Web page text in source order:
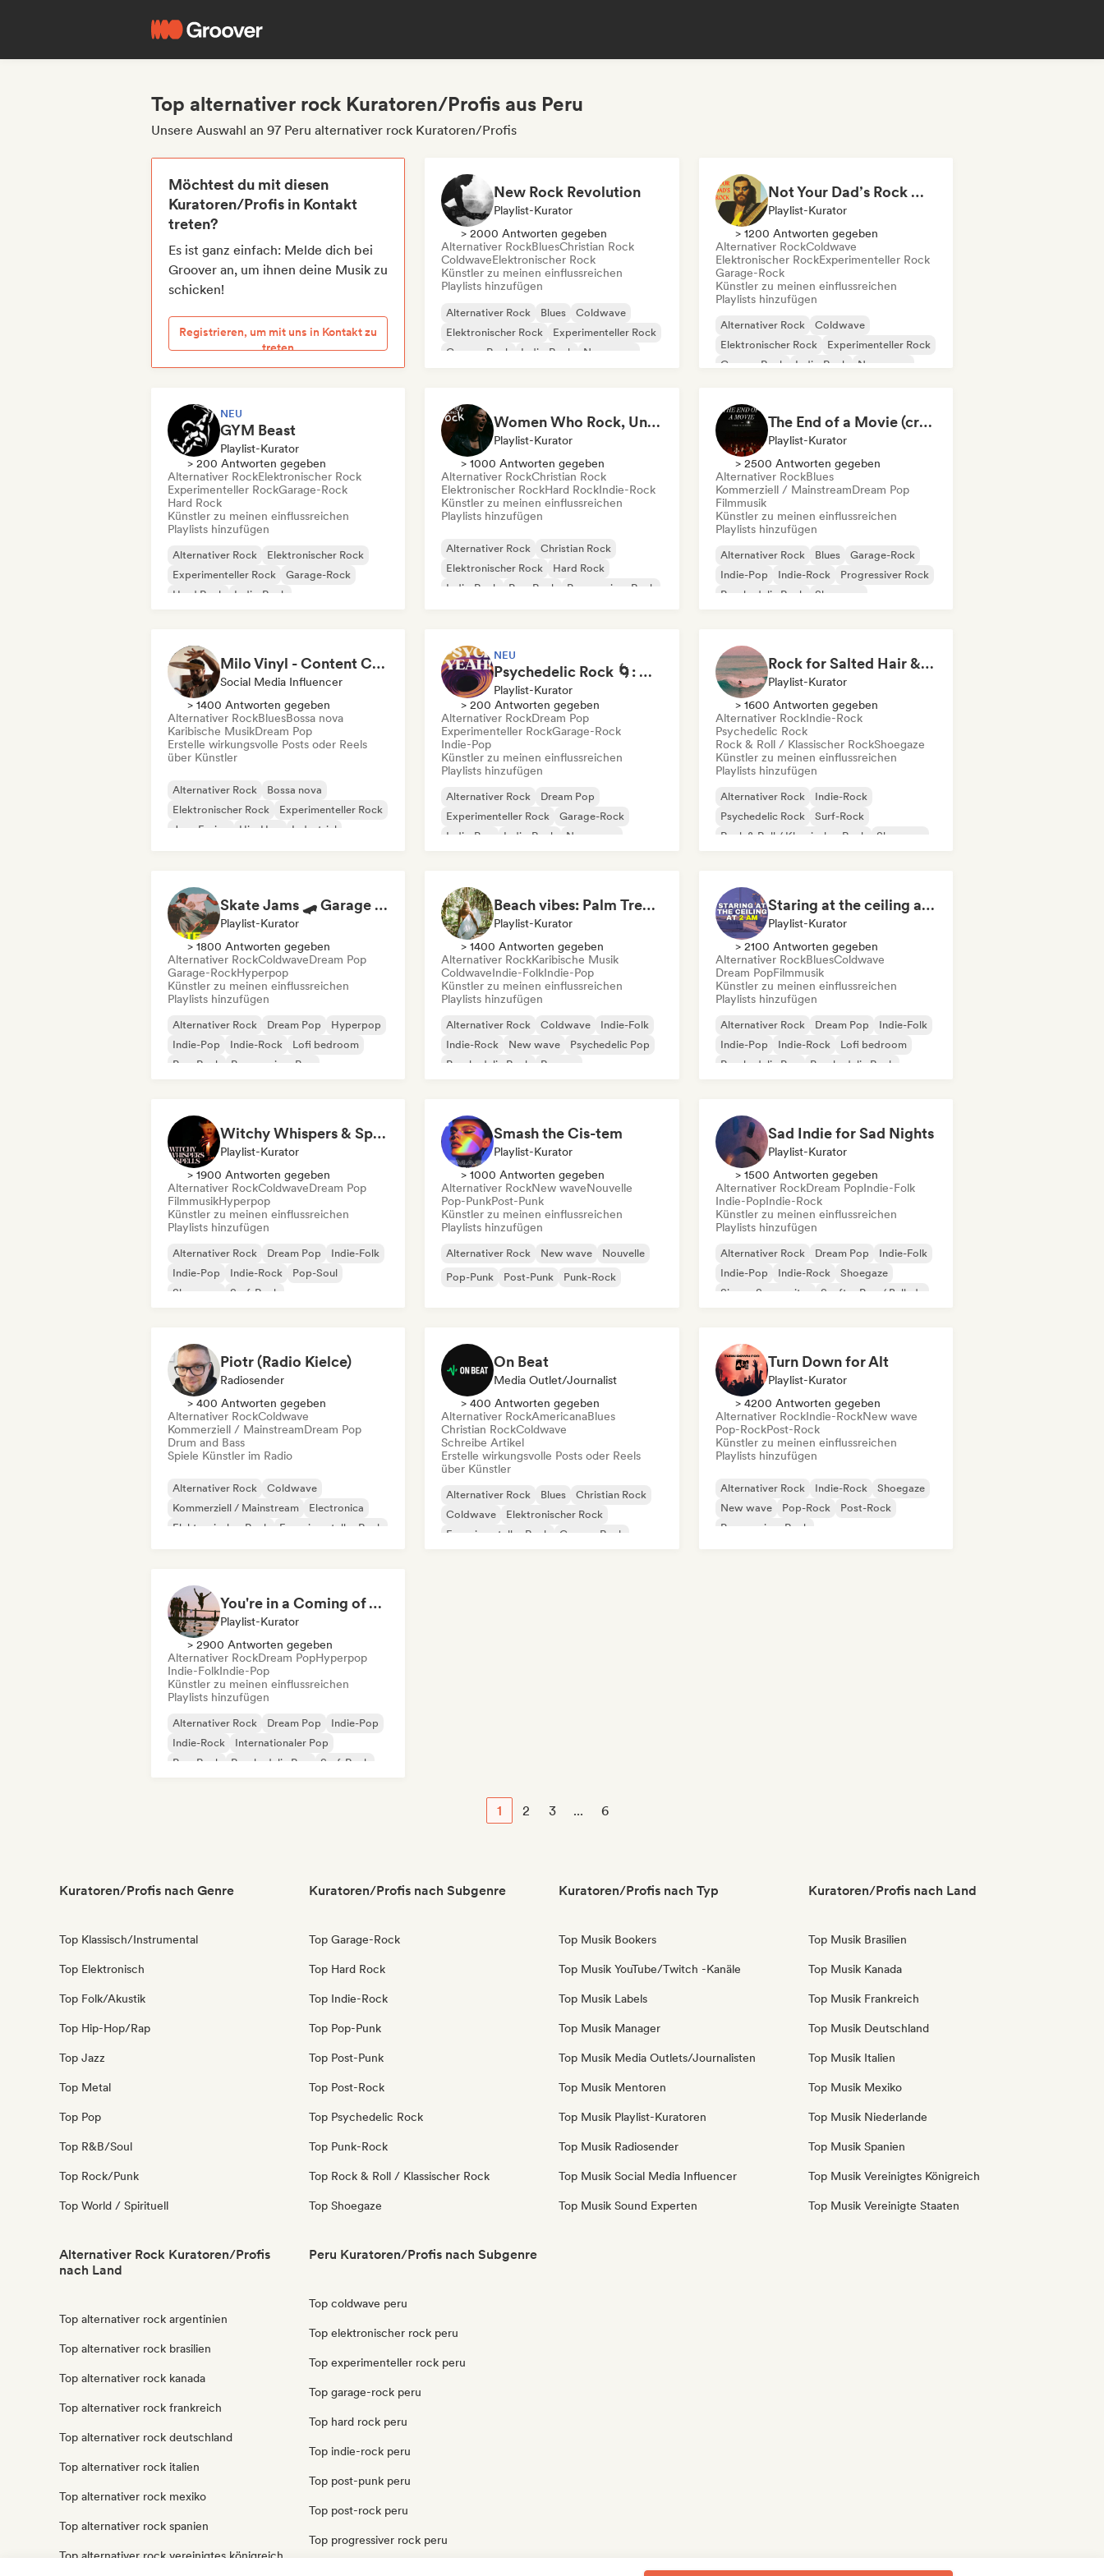
Top alternativer rock Kuratoren/Profis aus Peru
Unsere Auswahl an 97 Peru alternativer rock Kuratoren/Profis
Möchtest du mit diesen
Kuratoren/Profis in Kontakt
treten?
Es ist ganz einfach: Melde dich bei
Groover an, um ihnen deine Musik zu
schicken!
Registrieren, um mit uns in Kontakt zu
treten
New Rock Revolution
Playlist-Kurator
> 2000 Antworten gegeben
Alternativer RockBluesChristian Rock
ColdwaveElektronischer Rock
Künstler zu meinen einflussreichen
Playlists hinzufügen
Alternativer Rock Blues
Coldwave
Elektronischer Rock
Experimenteller Rock
Garage-Rock
Indie-Rock New wave
Not Your Dad’s Rock 🤘 Garage Rock, Alt-Rock & Indie Anthems
Playlist-Kurator
> 1200 Antworten gegeben
Alternativer RockColdwave
Elektronischer RockExperimenteller Rock
Garage-Rock
Künstler zu meinen einflussreichen
Playlists hinzufügen
Alternativer Rock
Coldwave
Elektronischer Rock
Experimenteller Rock
Garage-Rock
Indie-Rock
New wave
NEU
GYM Beast
Playlist-Kurator
> 200 Antworten gegeben
Alternativer RockElektronischer Rock
Experimenteller RockGarage-Rock
Hard Rock
Künstler zu meinen einflussreichen
Playlists hinzufügen
Alternativer Rock
Elektronischer Rock
Experimenteller Rock
Garage-Rock
Hard Rock
Indie-Rock
Women Who Rock, Unapologetically
Playlist-Kurator
> 1000 Antworten gegeben
Alternativer RockChristian Rock
Elektronischer RockHard RockIndie-Rock
Künstler zu meinen einflussreichen
Playlists hinzufügen
Alternativer Rock
Christian Rock
Elektronischer Rock
Hard Rock
Indie-Rock
Pop-Rock
Progressiver Rock
The End of a Movie (credit scenes) 🎞️ Cinematic Dream Pop & Bedroom Indie
Playlist-Kurator
> 2500 Antworten gegeben
Alternativer RockBlues
Kommerziell / MainstreamDream Pop
Filmmusik
Künstler zu meinen einflussreichen
Playlists hinzufügen
Alternativer Rock Blues
Garage-Rock
Indie-Pop
Indie-Rock
Progressiver Rock
Psychedelic Rock
Shoegaze
Milo Vinyl - Content Creator
Social Media Influencer
> 1400 Antworten gegeben
Alternativer RockBluesBossa nova
Karibische MusikDream Pop
Erstelle wirkungsvolle Posts oder Reels
über Künstler
Alternativer Rock
Bossa nova
Elektronischer Rock
Experimenteller Rock
Jazz-Fusion
Hip-Hop
Industrial
NEU
Psychedelic Rock 🌀: Modern Psych & Turkish Vibes
Playlist-Kurator
> 200 Antworten gegeben
Alternativer RockDream Pop
Experimenteller RockGarage-Rock
Indie-Pop
Künstler zu meinen einflussreichen
Playlists hinzufügen
Alternativer Rock
Dream Pop
Experimenteller Rock
Garage-Rock
Indie-Pop
Indie-Rock
New wave
Rock for Salted Hair & Sandy Toes
Playlist-Kurator
> 1600 Antworten gegeben
Alternativer RockIndie-Rock
Psychedelic Rock
Rock & Roll / Klassischer RockShoegaze
Künstler zu meinen einflussreichen
Playlists hinzufügen
Alternativer Rock
Indie-Rock
Psychedelic Rock
Surf-Rock
Rock & Roll / Klassischer Rock
Shoegaze
Skate Jams 🛹 Garage Rock, Surf Rock & Neo-Psych
Playlist-Kurator
> 1800 Antworten gegeben
Alternativer RockColdwaveDream Pop
Garage-RockHyperpop
Künstler zu meinen einflussreichen
Playlists hinzufügen
Alternativer Rock Dream Pop
Hyperpop
Indie-Pop
Indie-Rock
Lofi bedroom
Pop-Rock
Progressiver Pop
Beach vibes: Palm Tree Breezes 🌴 Indie Folk, Acoustic & Singer-Songwriter
Playlist-Kurator
> 1400 Antworten gegeben
Alternativer RockKaribische Musik
ColdwaveIndie-FolkIndie-Pop
Künstler zu meinen einflussreichen
Playlists hinzufügen
Alternativer Rock Coldwave
Indie-Folk
Indie-Rock
New wave
Psychedelic Pop
Psychedelic Rock
Reggae
Staring at the ceiling at 2am
Playlist-Kurator
> 2100 Antworten gegeben
Alternativer RockBluesColdwave
Dream PopFilmmusik
Künstler zu meinen einflussreichen
Playlists hinzufügen
Alternativer Rock Dream Pop
Indie-Folk
Indie-Pop
Indie-Rock
Lofi bedroom
Psychedelic Pop
Psychedelic Rock
Witchy Whispers & Spells 🔮 Ethereal Art Pop & Dream Pop
Playlist-Kurator
> 1900 Antworten gegeben
Alternativer RockColdwaveDream Pop
FilmmusikHyperpop
Künstler zu meinen einflussreichen
Playlists hinzufügen
Alternativer Rock Dream Pop
Indie-Folk
Indie-Pop
Indie-Rock
Pop-Soul
Shoegaze
Surf-Rock
Smash the Cis-tem
Playlist-Kurator
> 1000 Antworten gegeben
Alternativer RockNew waveNouvelle
Pop-PunkPost-Punk
Künstler zu meinen einflussreichen
Playlists hinzufügen
Alternativer Rock New wave
Nouvelle
Pop-Punk
Post-Punk Punk-Rock
Sad Indie for Sad Nights
Playlist-Kurator
> 1500 Antworten gegeben
Alternativer RockDream PopIndie-Folk
Indie-PopIndie-Rock
Künstler zu meinen einflussreichen
Playlists hinzufügen
Alternativer Rock Dream Pop
Indie-Folk
Indie-Pop
Indie-Rock
Shoegaze
Singer-Songwriter
Sanfter Pop / Ballade
Piotr (Radio Kielce)
Radiosender
> 400 Antworten gegeben
Alternativer RockColdwave
Kommerziell / MainstreamDream Pop
Drum and Bass
Spiele Künstler im Radio
Alternativer Rock
Coldwave
Kommerziell / Mainstream
Electronica
Elektronischer Rock
Experimenteller Rock
On Beat
Media Outlet/Journalist
> 400 Antworten gegeben
Alternativer RockAmericanaBlues
Christian RockColdwave
Schreibe Artikel
Erstelle wirkungsvolle Posts oder Reels
über Künstler
Alternativer Rock Blues
Christian Rock
Coldwave
Elektronischer Rock
Experimenteller Rock
Garage-Rock
Turn Down for Alt
Playlist-Kurator
> 4200 Antworten gegeben
Alternativer RockIndie-RockNew wave
Pop-RockPost-Rock
Künstler zu meinen einflussreichen
Playlists hinzufügen
Alternativer Rock Indie-Rock
Shoegaze
New wave
Pop-Rock
Post-Rock
Progressiver Rock
You're in a Coming of Age Movie
Playlist-Kurator
> 2900 Antworten gegeben
Alternativer RockDream PopHyperpop
Indie-FolkIndie-Pop
Künstler zu meinen einflussreichen
Playlists hinzufügen
Alternativer Rock Dream Pop
Indie-Pop
Indie-Rock
Internationaler Pop
Pop-Rock
Psychedelic Pop Surf-Rock
1 2 3 ... 6
Kuratoren/Profis nach Genre
Top Klassisch/Instrumental
Top Elektronisch
Top Folk/Akustik
Top Hip-Hop/Rap
Top Jazz
Top Metal
Top Pop
Top R&B/Soul
Top Rock/Punk
Top World / Spirituell
Kuratoren/Profis nach Subgenre
Top Garage-Rock
Top Hard Rock
Top Indie-Rock
Top Pop-Punk
Top Post-Punk
Top Post-Rock
Top Psychedelic Rock
Top Punk-Rock
Top Rock & Roll / Klassischer Rock
Top Shoegaze
Kuratoren/Profis nach Typ
Top Musik Bookers
Top Musik YouTube/Twitch -Kanäle
Top Musik Labels
Top Musik Manager
Top Musik Media Outlets/Journalisten
Top Musik Mentoren
Top Musik Playlist-Kuratoren
Top Musik Radiosender
Top Musik Social Media Influencer
Top Musik Sound Experten
Kuratoren/Profis nach Land
Top Musik Brasilien
Top Musik Kanada
Top Musik Frankreich
Top Musik Deutschland
Top Musik Italien
Top Musik Mexiko
Top Musik Niederlande
Top Musik Spanien
Top Musik Vereinigtes Königreich
Top Musik Vereinigte Staaten
Alternativer Rock Kuratoren/Profis
nach Land
Top alternativer rock argentinien
Top alternativer rock brasilien
Top alternativer rock kanada
Top alternativer rock frankreich
Top alternativer rock deutschland
Top alternativer rock italien
Top alternativer rock mexiko
Top alternativer rock spanien
Top alternativer rock vereinigtes königreich
Peru Kuratoren/Profis nach Subgenre
Top coldwave peru
Top elektronischer rock peru
Top experimenteller rock peru
Top garage-rock peru
Top hard rock peru
Top indie-rock peru
Top post-punk peru
Top post-rock peru
Top progressiver rock peru